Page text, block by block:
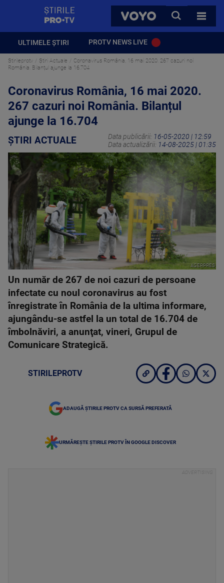
VOYO
CAUTA
TOATE
ULTIMELE ȘTIRI PROTV NEWS LIVE
Stirileprotv Știri Actuale
Coronavirus România, 16 mai 2020. 267 cazuri noi
România. Bilanțul ajunge la 16.704
Coronavirus România, 16 mai 2020.
267 cazuri noi România. Bilanțul
ajunge la 16.704
ȘTIRI ACTUALE Data publicării: 16-05-2020 | 12:59
Data actualizării: 14-08-2025 | 01:35
AGERPRES
Un număr de 267 de noi cazuri de persoane
infectate cu noul coronavirus au fost
înregistrate în România de la ultima informare,
ajungându-se astfel la un total de 16.704 de
îmbolnăviri, a anunţat, vineri, Grupul de
Comunicare Strategică.
STIRILEPROTV
ADAUGĂ ȘTIRILE PROTV CA SURSĂ PREFERATĂ
URMĂREȘTE ȘTIRILE PROTV ÎN GOOGLE DISCOVER